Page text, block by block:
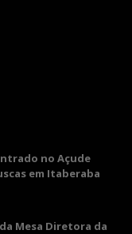
no Açude
em Itaberaba
Mesa Diretora da